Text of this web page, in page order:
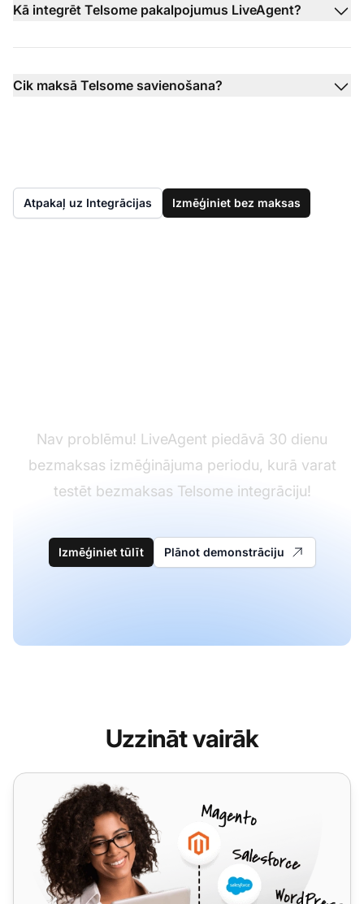
Kā integrēt Telsome pakalpojumus LiveAgent?
Cik maksā Telsome savienošana?
Atpakaļ uz Integrācijas Izmēģiniet bez maksas
Nav problēmu! LiveAgent piedāvā 30 dienu
bezmaksas izmēģinājuma periodu, kurā varat
testēt bezmaksas Telsome integrāciju!
Izmēģiniet tūlīt Plānot demonstrāciju
Uzzināt vairāk
Teletek